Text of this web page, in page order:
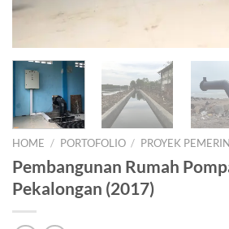
HOME / PORTOFOLIO / PROYEK
Pembangunan Rumah
Pekalongan (2017)